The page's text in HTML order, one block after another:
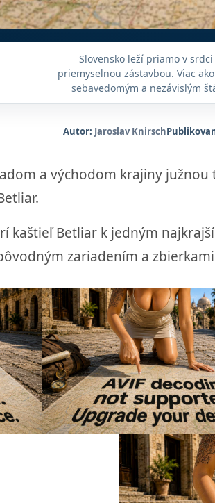
Slovensko leží priamo v
priemyselnou zástavbou. Viac
sebavedomým a nezávislým
nádherné staré mesto a
zrkadlovo čistými
Autor: Jaroslav Knirsch
a východom krajiny
kaštieľ Betliar k jedným
zariadením a